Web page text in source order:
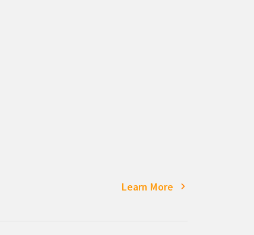
Learn More